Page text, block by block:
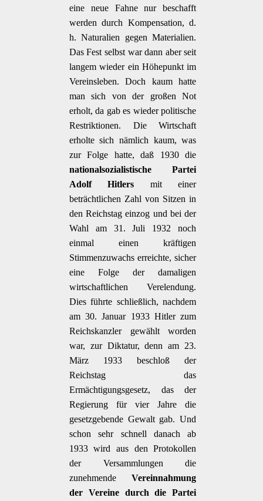
eine neue Fahne nur beschafft
werden durch Kompensation, d.
h. Naturalien gegen Materialien.
Das Fest selbst war dann aber seit
langem wieder ein Höhepunkt im
Vereinsleben. Doch kaum hatte
man sich von der großen Not
erholt, da gab es wieder politische
Restriktionen. Die Wirtschaft
erholte sich nämlich kaum, was
zur Folge hatte, daß 1930 die
nationalsozialistische Partei
Adolf Hitlers mit einer
beträchtlichen Zahl von Sitzen in
den Reichstag einzog und bei der
Wahl am 31. Juli 1932 noch
einmal einen kräftigen
Stimmenzuwachs erreichte, sicher
eine Folge der damaligen
wirtschaftlichen Verelendung.
Dies führte schließlich, nachdem
am 30. Januar 1933 Hitler zum
Reichskanzler gewählt worden
war, zur Diktatur, denn am 23.
März 1933 beschloß der
Reichstag das
Ermächtigungsgesetz, das der
Regierung für vier Jahre die
gesetzgebende Gewalt gab. Und
schon sehr schnell danach ab
1933 wird aus den Protokollen
der Versammlungen die
zunehmendeVereinnahmung
der Vereine durch die Partei